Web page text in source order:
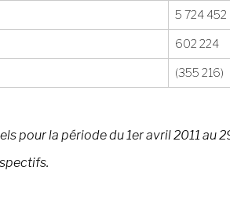
5 724 452
602 224
(355 216)
pour la période du 1er avril 2011 au